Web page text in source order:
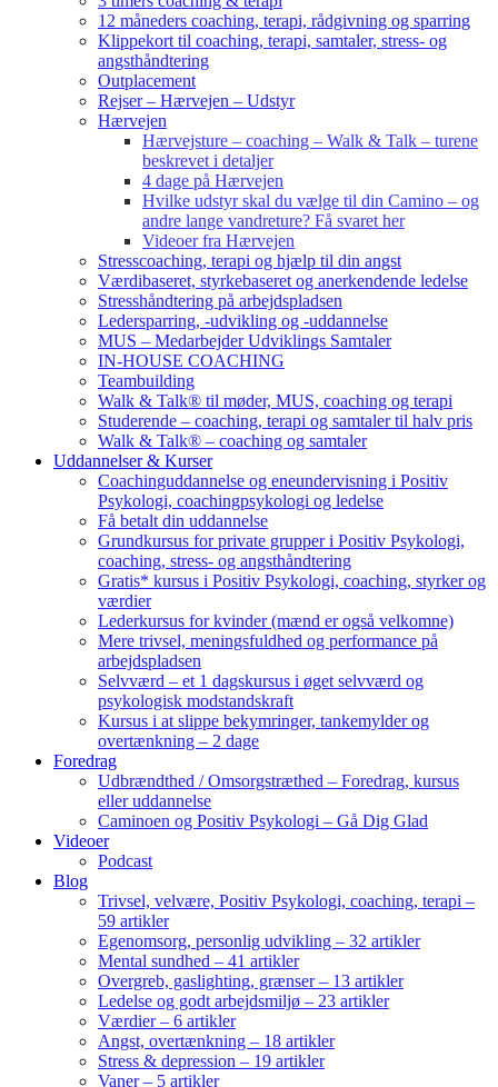
12 måneders coaching, terapi, rådgivning og sparring
Klippekort til coaching, terapi, samtaler, stress- og
angsthåndtering
Outplacement
Rejser – Hærvejen – Udstyr
Hærvejen
Hærvejsture – coaching – Walk & Talk – turene
beskrevet i detaljer
4 dage på Hærvejen
Hvilke udstyr skal du vælge til din Camino – og
andre lange vandreture? Få svaret her
Videoer fra Hærvejen
Stresscoaching, terapi og hjælp til din angst
Værdibaseret, styrkebaseret og anerkendende ledelse
Stresshåndtering på arbejdspladsen
Ledersparring, -udvikling og -uddannelse
MUS – Medarbejder Udviklings Samtaler
IN-HOUSE COACHING
Teambuilding
Walk & Talk® til møder, MUS, coaching og terapi
Studerende – coaching, terapi og samtaler til halv pris
Walk & Talk® – coaching og samtaler
Uddannelser & Kurser
Coachinguddannelse og eneundervisning i Positiv
Psykologi, coachingpsykologi og ledelse
Få betalt din uddannelse
Grundkursus for private grupper i Positiv Psykologi,
coaching, stress- og angsthåndtering
Gratis* kursus i Positiv Psykologi, coaching, styrker og
værdier
Lederkursus for kvinder (mænd er også velkomne)
Mere trivsel, meningsfuldhed og performance på
arbejdspladsen
Selvværd – et 1 dagskursus i øget selvværd og
psykologisk modstandskraft
Kursus i at slippe bekymringer, tankemylder og
overtænkning – 2 dage
Foredrag
Udbrændthed / Omsorgstræthed – Foredrag, kursus
eller uddannelse
Caminoen og Positiv Psykologi – Gå Dig Glad
Videoer
Podcast
Blog
Trivsel, velvære, Positiv Psykologi, coaching, terapi –
59 artikler
Egenomsorg, personlig udvikling – 32 artikler
Mental sundhed – 41 artikler
Overgreb, gaslighting, grænser – 13 artikler
Ledelse og godt arbejdsmiljø – 23 artikler
Værdier – 6 artikler
Angst, overtænkning – 18 artikler
Stress & depression – 19 artikler
Vaner – 5 artikler